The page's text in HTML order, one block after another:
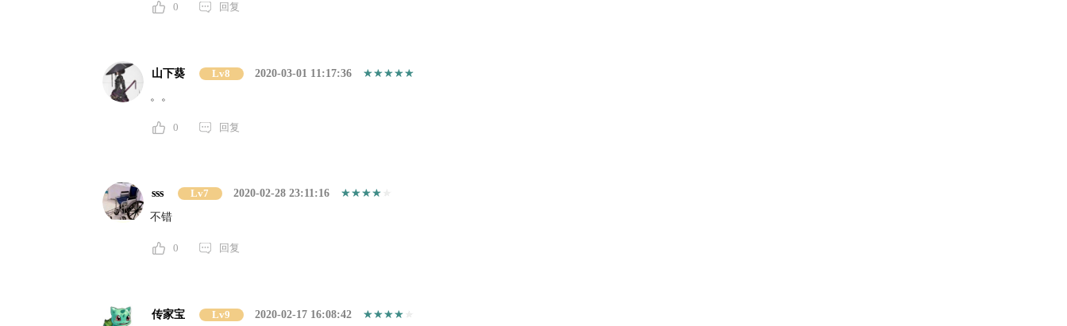
0 回复
山下葵 Lv8
2020-03-01 11:17:36
。。
0 回复
sss Lv7
2020-02-28 23:11:16
不错
0 回复
传家宝 Lv9
2020-02-17 16:08:42